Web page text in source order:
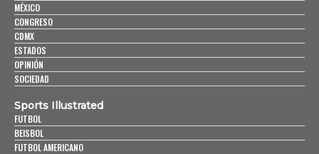
MÉXICO
CONGRESO
CDMX
ESTADOS
OPINIÓN
SOCIEDAD
Sports Illustrated
FUTBOL
BEISBOL
FUTBOL AMERICANO